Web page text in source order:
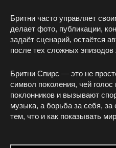
Бритни часто управляет
делает фото, публикации,
задаёт сценарий, остаётся
после тех сложных эпизодов
Бритни Спирс — это не
символ поколения, чей
поклонников и вызывают
музыка, а борьба за себя, за
тем, что и как показывать